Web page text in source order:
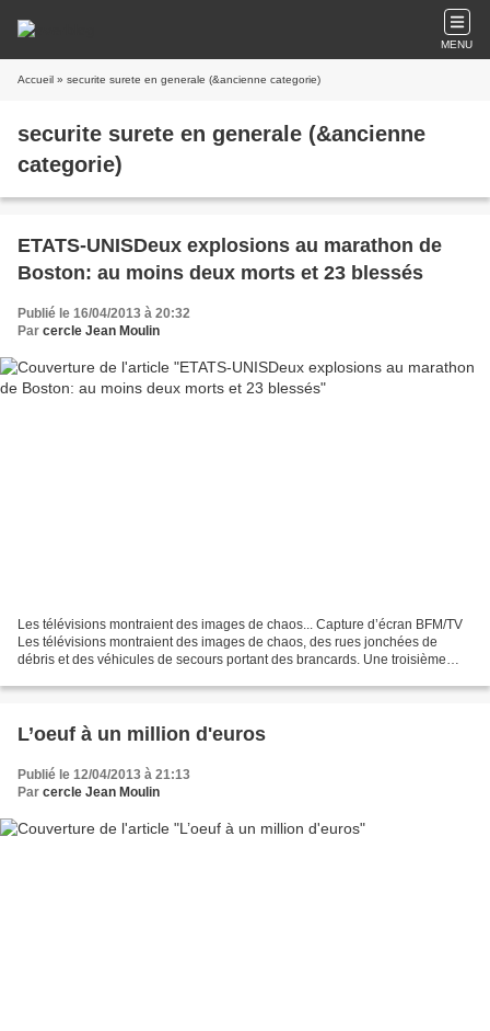
MENU
Accueil » securite surete en generale (&ancienne categorie)
securite surete en generale (&ancienne
categorie)
ETATS-UNISDeux explosions au marathon de
Boston: au moins deux morts et 23 blessés
Publié le 16/04/2013 à 20:32
Par cercle Jean Moulin
Les télévisions montraient des images de chaos... Capture d’écran BFM/TV
Les télévisions montraient des images de chaos, des rues jonchées de
débris et des véhicules de secours portant des brancards. Une troisième
L’oeuf à un million d'euros
Publié le 12/04/2013 à 21:13
Par cercle Jean Moulin